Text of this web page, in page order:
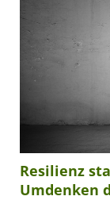
Resilienz
Umdenken